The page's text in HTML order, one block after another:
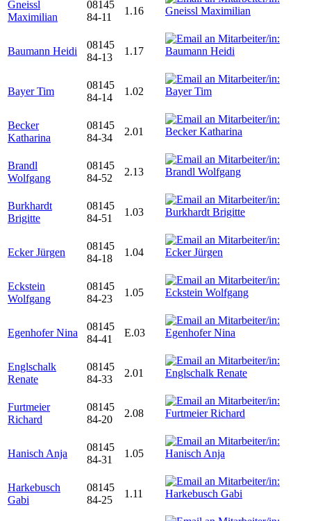
Gneissl
Maximilian
08145
84-11
1.16
Baumann Heidi
08145
84-13
1.17
Bayer Tim
08145
84-14
1.02
Becker
Katharina
08145
84-34
2.01
Brandl
Wolfgang
08145
84-52
2.13
Burkhardt
Brigitte
08145
84-51
1.03
Ecker Jürgen
08145
84-18
1.04
Eckstein
Wolfgang
08145
84-23
1.05
Egenhofer Nina
08145
84-41
E.03
Englschalk
Renate
08145
84-33
2.01
Furtmeier
Richard
08145
84-20
2.08
Hanisch Anja
08145
84-31
1.05
Harkebusch
Gabi
08145
84-25
1.11